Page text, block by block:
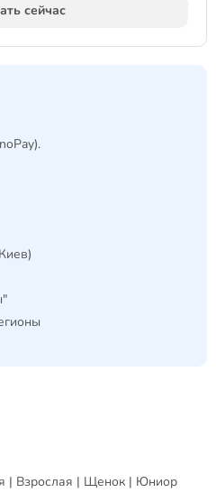
сейчас
| Взрослая | Щенок | Юниор